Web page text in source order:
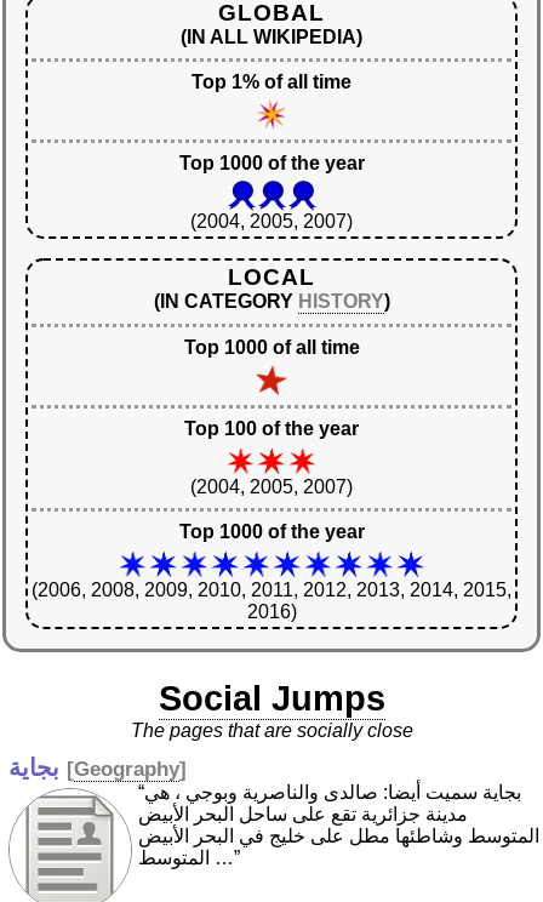
GLOBAL
(IN ALL WIKIPEDIA)
Top 1% of all time
Top 1000 of the year
(2004, 2005, 2007)
LOCAL
(IN CATEGORY HISTORY)
Top 1000 of all time
Top 100 of the year
(2004, 2005, 2007)
Top 1000 of the year
(2006, 2008, 2009, 2010, 2011, 2012, 2013, 2014, 2015,
2016)
Social Jumps
The pages that are socially close
بجاية [Geography]
“بجاية سميت أيضا: صالدى والناصرية وبوجي ‏، هي
مدينة جزائرية تقع على ساحل البحر الأبيض
المتوسط وشاطئها مطل على خليج في البحر الأبيض
المتوسط …”